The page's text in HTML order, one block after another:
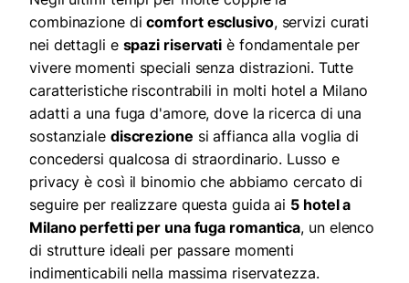
combinazione dicomfort esclusivo, servizi curati
nei dettagli e spazi riservati è fondamentale per
vivere momenti speciali senza distrazioni. Tutte
caratteristiche riscontrabili in molti hotel a Milano
adatti a una fuga d'amore, dove la ricerca di una
sostanziale discrezione si affianca alla voglia di
concedersi qualcosa di straordinario. Lusso e
privacy è così il binomio che abbiamo cercato di
seguire per realizzare questa guida ai 5 hotel a
Milano perfetti per una fuga romantica, un elenco
di strutture ideali per passare momenti
indimenticabili nella massima riservatezza.